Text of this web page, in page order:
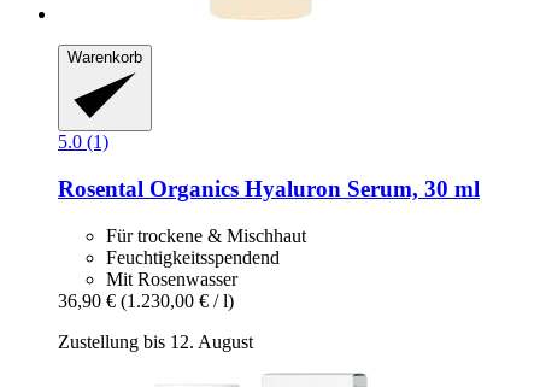
Warenkorb
5.0 (1)
Rosental Organics Hyaluron Serum, 30 ml
Für trockene & Mischhaut
Feuchtigkeitsspendend
Mit Rosenwasser
36,90 € (1.230,00 € / l)
Zustellung bis 12. August